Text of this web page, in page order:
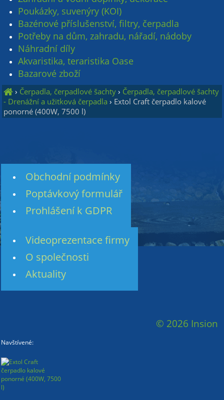
Poukázky, suvenýry (KOI)
Bazénové příslušenství, filtry, čerpadla
Potřeby na dům, zahradu, nářadí, nádoby
Náhradní díly
Akvaristika, teraristika Oase
Bazarové zboží
› Čerpadla, čerpadlové šachty › Čerpadla, čerpadlové šachty
- Drenážní a užitková čerpadla › Extol Craft čerpadlo kalové
ponorné (400W, 7500 l)
Obchodní podmínky
Poptávkový formulář
Prohlášení k GDPR
Videoprezentace firmy
O společnosti
Aktuality
© 2026 Insion
Navštívené: